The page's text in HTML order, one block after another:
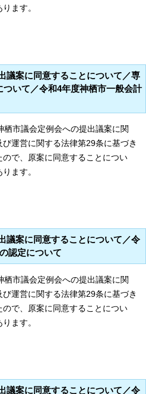
ます。
議案に同意することについて／専
いて／令和4年度神栖市一般会計
栖市議会定例会への提出議案に関
運営に関する法律第29条に基づき
で、原案に同意することについ
ます。
議案に同意することについて／令
認定について
栖市議会定例会への提出議案に関
運営に関する法律第29条に基づき
で、原案に同意することについ
ます。
議案に同意することについて／令